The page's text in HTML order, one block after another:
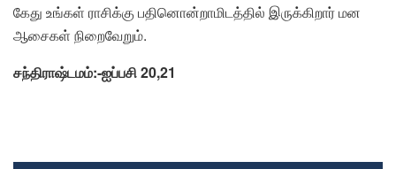
கேது உங்கள் ராசிக்கு பதினொன்றாமிடத்தில் இருக்கிறார் மன
ஆசைகள் நிறைவேறும்.
சந்திராஷ்டமம்:-ஐப்பசி 20,21